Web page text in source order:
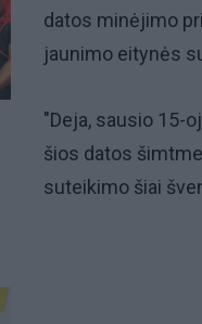
datos minėjimo
jaunimo eitynės
"Deja, sausio 15-
šios datos
suteikimo šiai